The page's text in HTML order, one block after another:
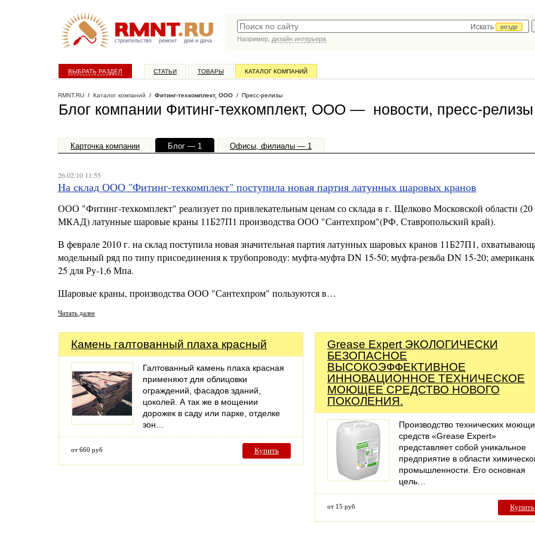
строительство ремонт дом и дача
Искать
везде
Например, дизайн интерьера
ВЫБРАТЬ РАЗДЕЛ СТАТЬИ ТОВАРЫ КАТАЛОГ КОМПАНИЙ
RMNT.RU / Каталог компаний / Фитинг-техкомплект, ООО / Пресс-релизы
Блог компании Фитинг-техкомплект, ООО — новости, пресс-релизы
Карточка компании Блог — 1 Офисы, филиалы — 1
26.02.10 11:55
На склад ООО "Фитинг-техкомплект" поступила новая партия латунных шаровых кранов
ООО "Фитинг-техкомплект" реализует по привлекательным ценам со склада в г. Щелково Московской области
МКАД) латунные шаровые краны 11Б27П1 производства ООО "Сантехпром"(РФ, Ставропольский край).
В феврале 2010 г. на склад поступила новая значительная партия латунных шаровых кранов 11Б27П1,
модельный ряд по типу присоединения к трубопроводу: муфта-муфта DN 15-50; муфта-резьба DN 15-20;
25 для Ру-1,6 Мпа.
Шаровые краны, производства ООО "Сантехпром" пользуются в…
Читать далее
Камень галтованный плаха красный
Галтованный камень плаха красная
применяют для облицовки
ограждений, фасадов зданий,
цоколей. А так же в мощении
дорожек в саду или парке, отделке
зон…
от 660 руб Купить
Grease Expert ЭКОЛОГИЧЕСКИ
БЕЗОПАСНОЕ
ВЫСОКОЭФФЕКТИВНОЕ
ИННОВАЦИОННОЕ ТЕХНИЧЕСКОЕ
МОЮЩЕЕ СРЕДСТВО НОВОГО
ПОКОЛЕНИЯ.
Производство технических
средств «Grease Expert»
представляет собой уникальное
предприятие в области
промышленности. Его основная
цель…
от 15 руб Купить